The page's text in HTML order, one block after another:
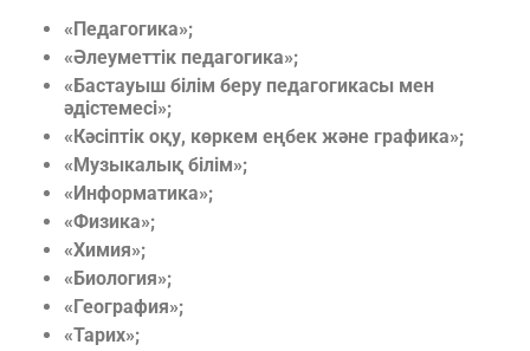
«Педагогика»;
«Әлеуметтік педагогика»;
«Бастауыш білім беру педагогикасы мен
әдістемесі»;
«Кәсіптік оқу, көркем еңбек және графика»;
«Музыкалық білім»;
«Информатика»;
«Физика»;
«Химия»;
«Биология»;
«География»;
«Тарих»;